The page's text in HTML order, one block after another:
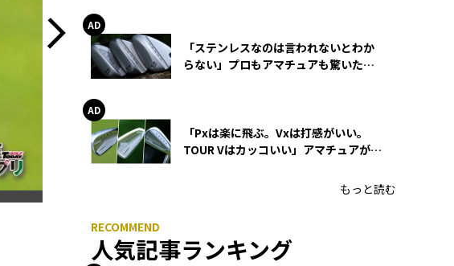
「ステンレスなのは言われないとわか
らない」プロもアマチュアも驚いた
「Pxは楽に飛ぶ。Vxは打感がいい。
TOUR Vはカッコいい」アマチュアが選
もっと読む
人気記事ランキング